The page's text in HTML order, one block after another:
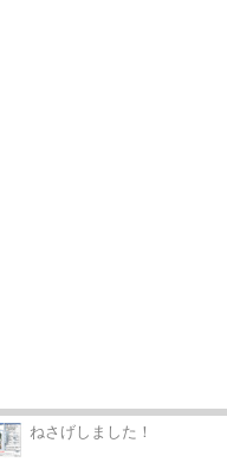
ねさげしました！